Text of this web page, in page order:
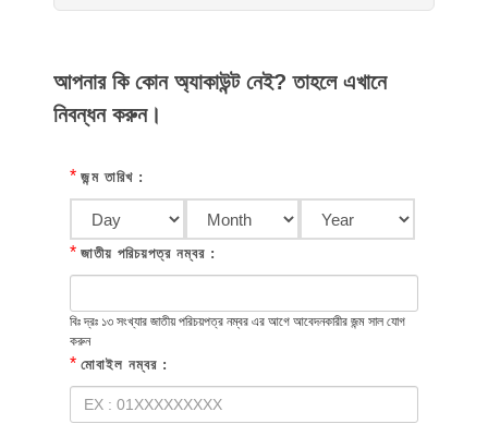
আপনার কি কোন অ্যাকাউন্ট নেই? তাহলে এখানে
নিবন্ধন করুন।
* জন্ম তারিখ :
* জাতীয় পরিচয়পত্র নম্বর :
বিঃ দ্রঃ ১৩ সংখ্যার জাতীয় পরিচয়পত্র নম্বর এর আগে আবেদনকারীর জন্ম সাল যোগ
করুন
* মোবাইল নম্বর :